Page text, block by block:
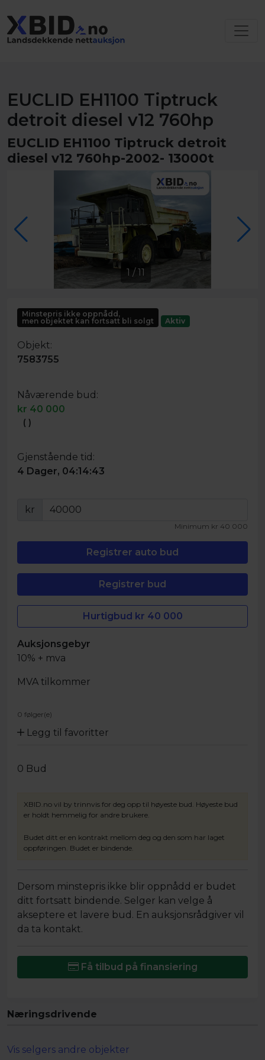
EUCLID EH1100 Tiptruck
detroit diesel v12 760hp
EUCLID EH1100 Tiptruck detroit
diesel v12 760hp-2002- 13000t
1 /11
Minstepris ikke oppnådd,
men objektet kan fortsatt bli solgt
Aktiv
Objekt:
7583755
Nåværende bud:
kr 40 000
( )
Gjenstående tid:
4 Dager, 04:14:43
kr
Minimum kr 40 000
Hurtigbud kr 40 000
Auksjonsgebyr
10% + mva
MVA tilkommer
0 følger(e)
Legg til favoritter
0 Bud
XBID.no vil by trinnvis for deg opp til høyeste bud. Høyeste bud
er holdt hemmelig for andre brukere.
Budet ditt er en kontrakt mellom deg og den som har laget
oppføringen. Budet er bindende.
Dersom minstepris ikke blir oppnådd er budet
ditt fortsatt bindende. Selger kan velge å
akseptere et lavere bud. En auksjonsrådgiver vil
da ta kontakt.
Få tilbud på finansiering
Næringsdrivende
Vis selgers andre objekter